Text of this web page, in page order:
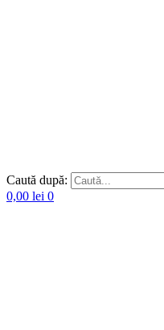
Caută după:
0,00 lei 0